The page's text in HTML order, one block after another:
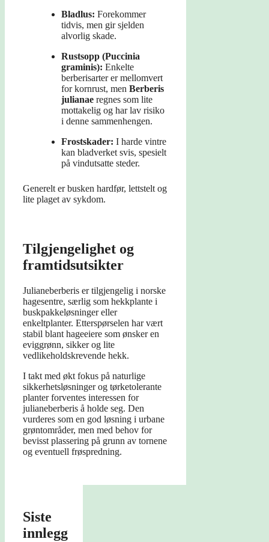
Bladlus: Forekommer
tidvis, men gir sjelden
alvorlig skade.
Rustsopp (Puccinia
graminis): Enkelte
berberisarter er mellomvert
for kornrust, men Berberis
julianae regnes som lite
mottakelig og har lav risiko
i denne sammenhengen.
Frostskader: I harde vintre
kan bladverket svis, spesielt
på vindutsatte steder.
Generelt er busken hardfør, lettstelt og
lite plaget av sykdom.
Tilgjengelighet og
framtidsutsikter
Julianeberberis er tilgjengelig i norske
hagesentre, særlig som hekkplante i
buskpakkeløsninger eller
enkeltplanter. Etterspørselen har vært
stabil blant hageeiere som ønsker en
eviggrønn, sikker og lite
vedlikeholdskrevende hekk.
I takt med økt fokus på naturlige
sikkerhetsløsninger og tørketolerante
planter forventes interessen for
julianeberberis å holde seg. Den
vurderes som en god løsning i urbane
grøntområder, men med behov for
bevisst plassering på grunn av tornene
og eventuell frøspredning.
Siste
innlegg